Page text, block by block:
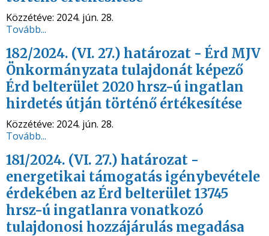
Közzétéve: 2024. jún. 28.
Tovább...
182/2024. (VI. 27.) határozat - Érd MJV
Önkormányzata tulajdonát képező
Érd belterület 2020 hrsz-ú ingatlan
hirdetés útján történő értékesítése
Közzétéve: 2024. jún. 28.
Tovább...
181/2024. (VI. 27.) határozat -
energetikai támogatás igénybevétele
érdekében az Érd belterület 13745
hrsz-ú ingatlanra vonatkozó
tulajdonosi hozzájárulás megadása